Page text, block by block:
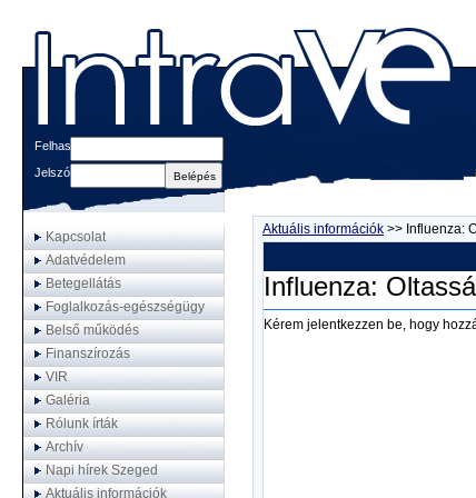
Felhasználónév
Jelszó
Kapcsolat
Adatvédelem
Betegellátás
Foglalkozás-egészségügy
Belső működés
Finanszírozás
VIR
Galéria
Rólunk írták
Archív
Napi hírek Szeged
Aktuális információk
Aktuális információk >> Influenza:
Influenza:
Kérem jelentkezzen be, hogy